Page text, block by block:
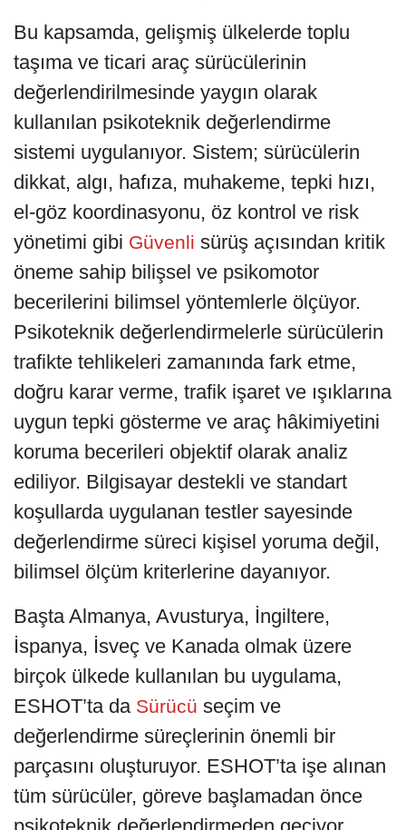
Bu kapsamda, gelişmiş ülkelerde toplu
taşıma ve ticari araç sürücülerinin
değerlendirilmesinde yaygın olarak
kullanılan psikoteknik değerlendirme
sistemi uygulanıyor. Sistem; sürücülerin
dikkat, algı, hafıza, muhakeme, tepki hızı,
el-göz koordinasyonu, öz kontrol ve risk
yönetimi gibi Güvenli sürüş açısından kritik
öneme sahip bilişsel ve psikomotor
becerilerini bilimsel yöntemlerle ölçüyor.
Psikoteknik değerlendirmelerle sürücülerin
trafikte tehlikeleri zamanında fark etme,
doğru karar verme, trafik işaret ve ışıklarına
uygun tepki gösterme ve araç hâkimiyetini
koruma becerileri objektif olarak analiz
ediliyor. Bilgisayar destekli ve standart
koşullarda uygulanan testler sayesinde
değerlendirme süreci kişisel yoruma değil,
bilimsel ölçüm kriterlerine dayanıyor.
Başta Almanya, Avusturya, İngiltere,
İspanya, İsveç ve Kanada olmak üzere
birçok ülkede kullanılan bu uygulama,
ESHOT’ta da Sürücü seçim ve
değerlendirme süreçlerinin önemli bir
parçasını oluşturuyor. ESHOT’ta işe alınan
tüm sürücüler, göreve başlamadan önce